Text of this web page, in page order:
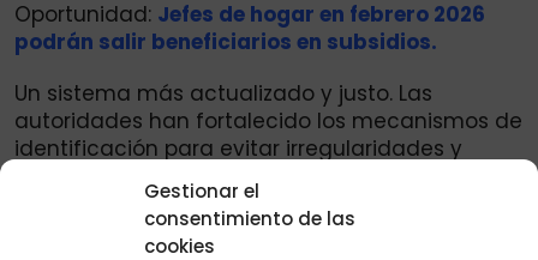
Gestionar el
consentimiento de las
cookies
Oportunidad: Jefes de hogar en febrero 2026
podrán salir beneficiarios en subsidios.
Un sistema más actualizado y justo. Las
autoridades han fortalecido los mecanismos de
identificación para evitar irregularidades y
verdaderamente los necesitan. Nuevos jefes de